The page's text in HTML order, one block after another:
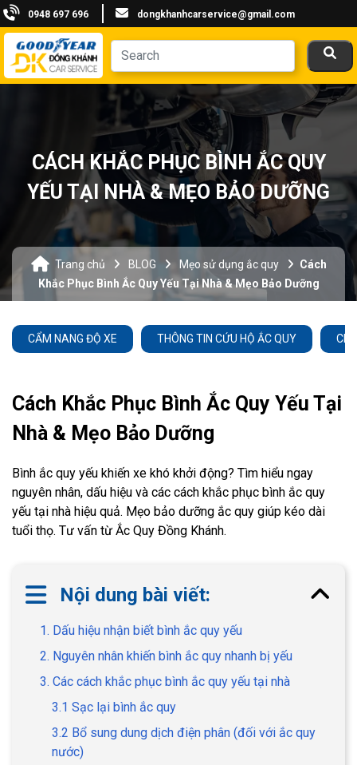
0948 697 696 dongkhanhcarservice@gmail.com
CÁCH KHẮC PHỤC BÌNH ẮC QUY
YẾU TẠI NHÀ & MẸO BẢO DƯỠNG
Trang chủ BLOG Mẹo sử dụng ắc quy
Cách
Khắc Phục Bình Ắc Quy Yếu Tại Nhà & Mẹo Bảo Dưỡng
CẨM NANG ĐỘ XE THÔNG TIN CỨU HỘ ẮC QUY
Cách Khắc Phục Bình Ắc Quy Yếu Tại
Nhà & Mẹo Bảo Dưỡng
Bình ắc quy yếu khiến xe khó khởi động? Tìm hiểu ngay
nguyên nhân, dấu hiệu và các cách khắc phục bình ắc quy
yếu tại nhà hiệu quả. Mẹo bảo dưỡng ắc quy giúp kéo dài
tuổi thọ. Tư vấn từ Ắc Quy Đồng Khánh.
Nội dung bài viết:
1. Dấu hiệu nhận biết bình ắc quy yếu
2. Nguyên nhân khiến bình ắc quy nhanh bị yếu
3. Các cách khắc phục bình ắc quy yếu tại nhà
3.1 Sạc lại bình ắc quy
3.2 Bổ sung dung dịch điện phân (đối với ắc quy
nước)